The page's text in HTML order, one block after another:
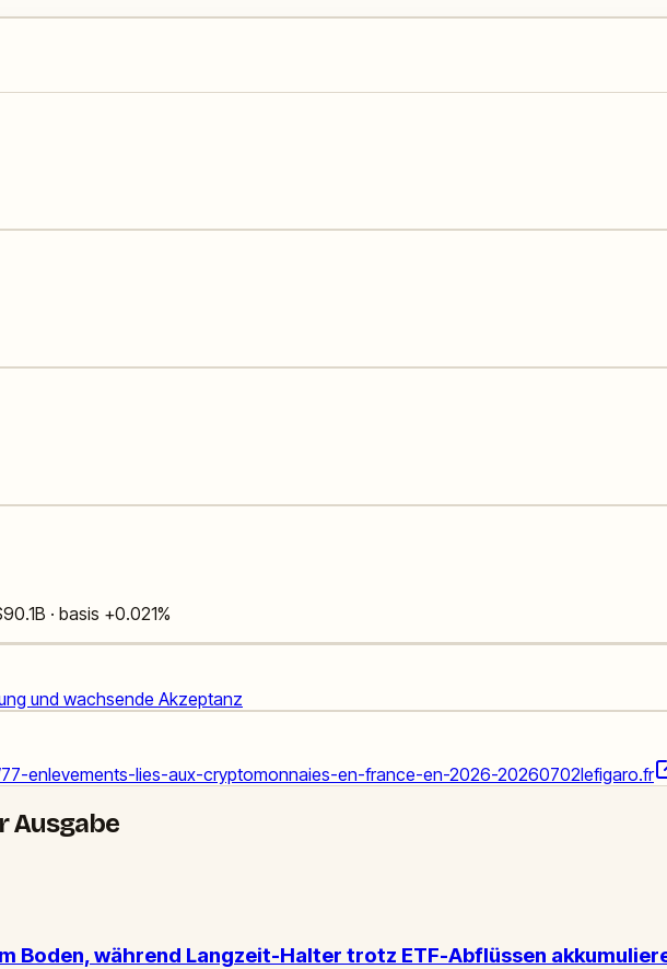
· basis +0.021%
und wachsende Akzeptanz
enlevements-lies-aux-cryptomonnaies-en-france-en-2026-20260702lefigaro.fr
Ausgabe
Boden, während Langzeit-Halter trotz ETF-Abflüssen